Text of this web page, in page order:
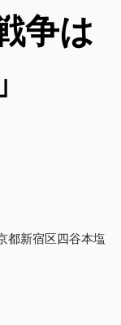
争は
都新宿区四谷本塩